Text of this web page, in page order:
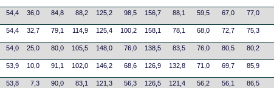
54,4 36,0 84,8 88,2 125,2 98,5 156,7 88,1 59,5 67,0 77,0
54,4 32,7 79,1 114,9 125,4 100,2 158,1 78,1 68,0 72,7 75,3
54,0 25,0 80,0 105,5 148,0 76,0 138,5 83,5 76,0 80,5 80,2
53,9 10,0 91,1 102,0 146,2 68,6 126,9 132,8 71,0 69,7 85,9
53,8 7,3 90,0 83,1 121,3 56,3 126,5 121,4 56,2 56,1 86,5